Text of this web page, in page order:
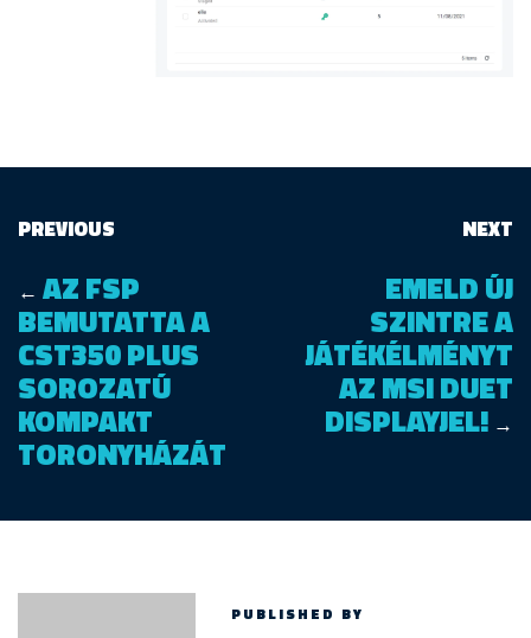
PREVIOUS
← AZ FSP
BEMUTATTA A
CST350 PLUS
SOROZATÚ
KOMPAKT
TORONYHÁZÁT
NEXT
EMELD ÚJ
SZINTRE A
JÁTÉKÉLMÉNYT
AZ MSI DUET
DISPLAYJEL! →
PUBLISHED BY